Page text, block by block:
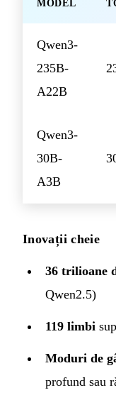
MODEL
Qwen3-
235B-
A22B
Qwen3-
30B-
A3B
Inovații cheie
36 trilioane
Qwen2.5)
119 limbi
Moduri de
profund sau